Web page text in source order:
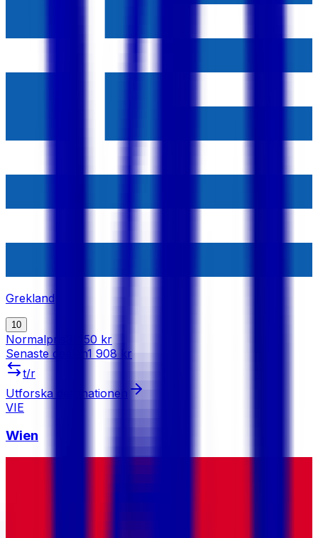
Grekland
10
Normalpris
3 450 kr
Senaste dealen1 908 kr
t/r
Utforska destinationen
VIE
Wien